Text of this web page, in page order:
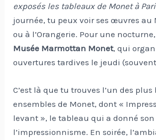
exposés les tableaux de Monet à
journée, tu peux voir ses œuvres au
ou à l’Orangerie. Pour une
Musée Marmottan Monet, qui
ouvertures tardives le jeudi (souvent
C’est là que tu trouves l’un des plus
ensembles de Monet, dont «
levant », le tableau qui a donné son
l’impressionnisme. En soirée,